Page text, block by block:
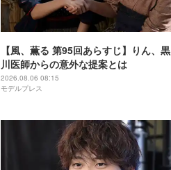
【風、薫る 第95回あらすじ】りん、黒
川医師からの意外な提案とは
2026.08.06 08:15
モデルプレス